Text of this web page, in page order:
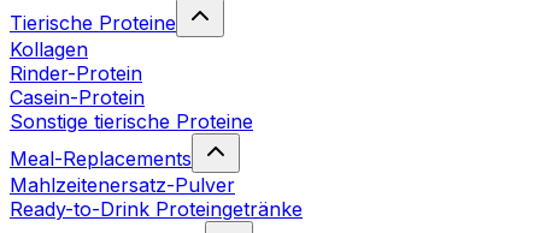
Tierische Proteine
Kollagen
Rinder-Protein
Casein-Protein
Sonstige tierische Proteine
Meal-Replacements
Mahlzeitenersatz-Pulver
Ready-to-Drink Proteingetränke